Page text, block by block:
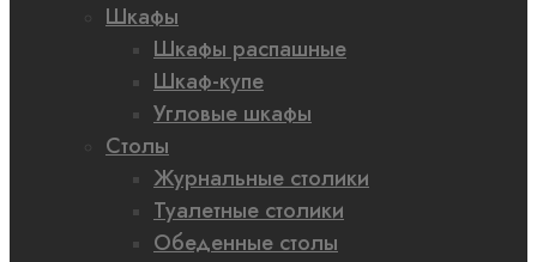
Шкафы
Шкафы распашные
Шкаф-купе
Угловые шкафы
Столы
Журнальные столики
Туалетные столики
Обеденные столы